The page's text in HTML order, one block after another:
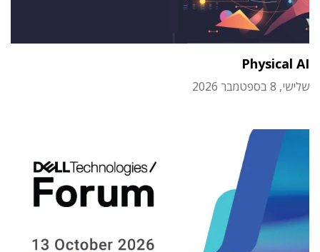
Physical AI
שלישי, 8 בספטמבר 2026